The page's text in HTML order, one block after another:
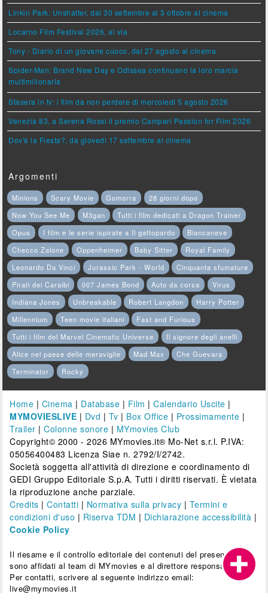
Linkin Park: Unshatter, dal 30 settembre al 3 ottobre al cinema
Locarno Film Festival 2026, al via
Tony - Diario di un giovane cuoco, dal 27 agosto al cinema
Spider-Man: Brand New Day e Odissea continuano la loro marcia
multimilionaria
Stasera in tv: i film da non perdere di mercoledì 5 agosto 2026
Venezia 83, a Serena Rossi il premio Campari Passion for Film 2026
Dov'è la Fiesta?, da giovedì 17 settembre al cinema
Argomenti
Minions Scary Movie Gomorra
28 giorni dopo
Now You See Me
M3gan
Tutti i film dedicati a Dragon Trainer
Opus
I film e le serie ispirate a Il gattopardo
Biancaneve
Checco Zalone
Oppenheimer Baby Sitter
Royal Family
Leonardo Da Vinci
Jurassic Park - World
Cinquanta sfumature
Pirati dei Caraibi
007 James Bond Auto da corsa
Virus
Indiana Jones
Unbreakable Robert Langdon
Harry Potter
Millennium
Teen movie italiani
Fast and Furious
Tutti i film del Marvel Cinematic Universe
Il signore degli anelli
Alice nel paese delle meraviglie
Mad Max
Che Guevara
Terminator
Rocky
Home | Cinema | Database | Film |Calendario Uscite |
MYMOVIESLIVE | Dvd | Tv | Box Office | Prossimamente |
Trailer |Colonne sonore | MYmovies Club
Copyright© 2000 - 2026 MYmovies.it® Mo-Net s.r.l. P.IVA:
05056400483 Licenza Siae n. 2792/I/2742.
Società soggetta all'attività di direzione e coordinamento di
GEDI Gruppo Editoriale S.p.A. Tutti i diritti riservati. È vietata
la riproduzione anche parziale.
Credits |Contatti | Normativa sulla privacy | Termini e
condizioni d'uso | Riserva TDM | Dichiarazione accessibilità |
Cookie Policy
Il riesame e il controllo editoriale dei contenuti del presente sito
sono affidati al team di MYmovies e al direttore responsabile.
Per contatti, scrivere al seguente indirizzo email:
live@mymovies.it